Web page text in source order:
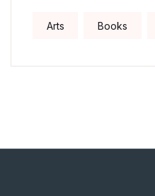
Arts Books